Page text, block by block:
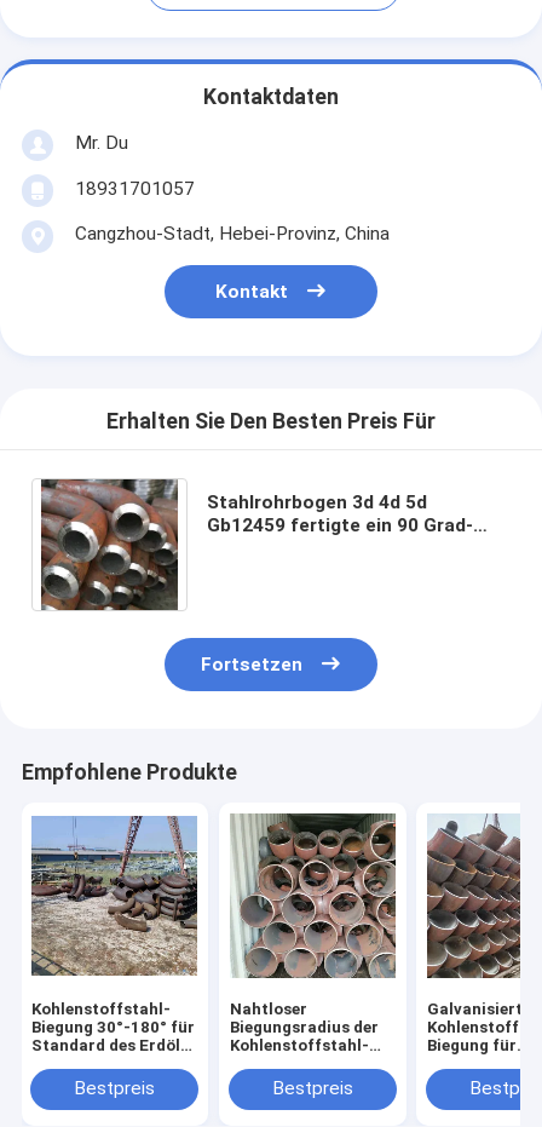
Kontaktdaten
Mr. Du
18931701057
Cangzhou-Stadt, Hebei-Provinz, China
Kontakt
Erhalten Sie Den Besten Preis Für
Stahlrohrbogen 3d 4d 5d
Gb12459 fertigte ein 90 Grad-
Fortsetzen
Empfohlene Produkte
Kohlenstoffstahl-
Biegung 30°-180° für
Standard des Erdöl-
Bestpreis
Nahtloser
Biegungsradius der
Kohlenstoffstahl-
Holzetui-2D-10D
Bestpreis
Galvanisierte
Biegung für
Anwendungs-
Wandstärke